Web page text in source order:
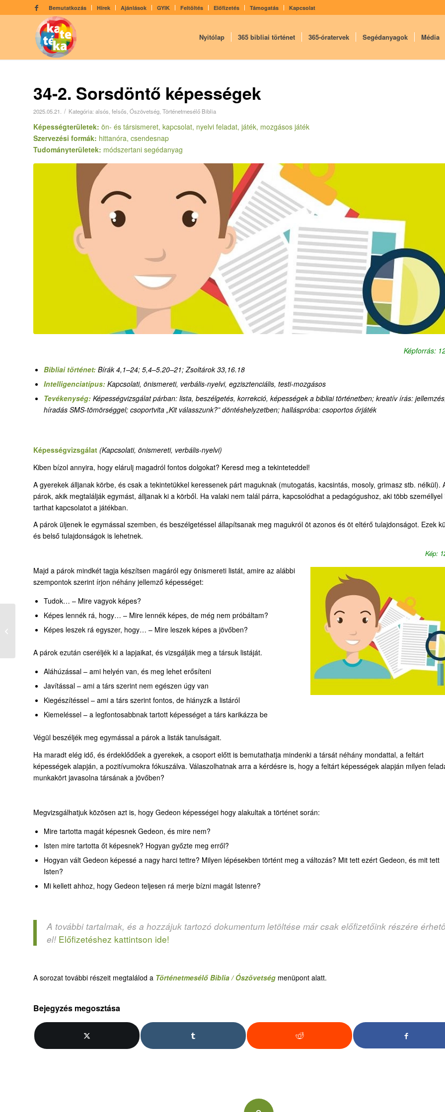
Bemutatkozás Hírek Ajánlások GYIK Feltöltés Előfizetés Támogatás Kapcsolat
Nyitólap 365 bibliai történet 365-óratervek Segédanyagok Média
34-2. Sorsdöntő képességek
2025.05.21. / Kategória: alsós felsős Ószövetség Történetmesélő Biblia
Képességterületek: ön- és társismeret, kapcsolat, nyelvi feladat, játék, mozgásos játék
Szervezési formák: hittanóra, csendesnap
Tudományterületek: módszertani segédanyag
Képforrás:
Bibliai történet: Bírák 4,1–24; 5,4–5.20–21; Zsoltárok 33,16.18
Intelligenciatípus: Kapcsolati, önismereti, verbális-nyelvi, egzisztenciális, testi-mozgásos
Tevékenység: Képességvizsgálat párban: lista, beszélgetés, korrekció, képességek a bibliai történetben; kreatív írás:
híradás SMS-tömörséggel; csoportvita „Kit válasszunk?” döntéshelyzetben; halláspróba: csoportos őrjáték
Képességvizsgálat (Kapcsolati, önismereti, verbális-nyelvi)
Kiben bízol annyira, hogy elárulj magadról fontos dolgokat? Keresd meg a tekinteteddel!
A gyerekek álljanak körbe, és csak a tekintetükkel keressenek párt maguknak (mutogatás, kacsintás, mosoly, grimasz stb. nélkül).
párok, akik megtalálják egymást, álljanak ki a körből. Ha valaki nem talál párra, kapcsolódhat a pedagógushoz, aki több személlyel
tarthat kapcsolatot a játékban.
A párok üljenek le egymással szemben, és beszélgetéssel állapítsanak meg magukról öt azonos és öt eltérő tulajdonságot. Ezek
és belső tulajdonságok is lehetnek.
Kép:
Majd a párok mindkét tagja készítsen magáról egy önismereti listát, amire az alábbi
szempontok szerint írjon néhány jellemző képességet:
Tudok… – Mire vagyok képes?
Képes lennék rá, hogy… – Mire lennék képes, de még nem próbáltam?
Képes leszek rá egyszer, hogy… – Mire leszek képes a jövőben?
A párok ezután cseréljék ki a lapjaikat, és vizsgálják meg a társuk listáját.
Aláhúzással – ami helyén van, és meg lehet erősíteni
Javítással – ami a társ szerint nem egészen úgy van
Kiegészítéssel – ami a társ szerint fontos, de hiányzik a listáról
Kiemeléssel – a legfontosabbnak tartott képességet a társ karikázza be
Végül beszéljék meg egymással a párok a listák tanulságait.
Ha maradt elég idő, és érdeklődőek a gyerekek, a csoport előtt is bemutathatja mindenki a társát néhány mondattal, a feltárt
képességek alapján, a pozitívumokra fókuszálva. Válaszolhatnak arra a kérdésre is, hogy a feltárt képességek alapján milyen
munkakört javasolna társának a jövőben?
Megvizsgálhatjuk közösen azt is, hogy Gedeon képességei hogy alakultak a történet során:
Mire tartotta magát képesnek Gedeon, és mire nem?
Isten mire tartotta őt képesnek? Hogyan győzte meg erről?
Hogyan vált Gedeon képessé a nagy harci tettre? Milyen lépésekben történt meg a változás? Mit tett ezért Gedeon, és mit tett
Isten?
Mi kellett ahhoz, hogy Gedeon teljesen rá merje bízni magát Istenre?
A további tartalmak, és a hozzájuk tartozó dokumentum letöltése már csak előfizetőink részére
el! Előfizetéshez kattintson ide!
A sorozat további részeit megtalálod a Történetmesélő Biblia / Ószövetség menüpont alatt.
Bejegyzés megosztása
34-1. Gedeon, a „kicsi”